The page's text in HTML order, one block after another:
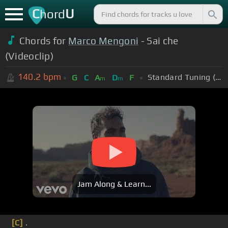
ChordU
Chords for Marco Mengoni - Sai che
(Videoclip)
140.2 bpm G C Am Dm F Standard Tuning (EADGBE)
Jam Along & Learn...
[C] .